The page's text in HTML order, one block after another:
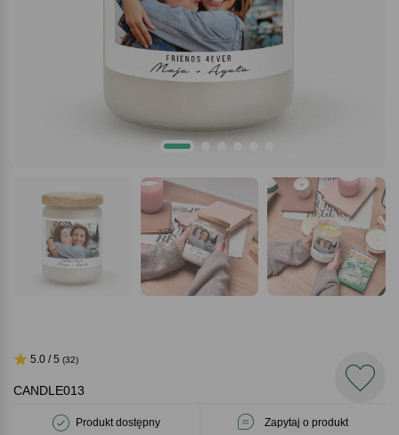
CANDLE013
Produkt dostępny Zapytaj o produkt
5.0 / 5 (32)